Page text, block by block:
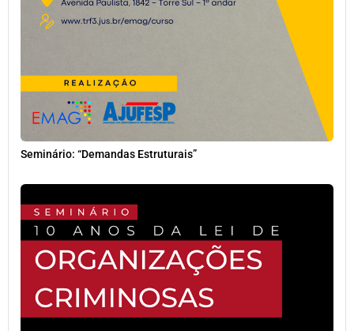
Seminário: “Demandas Estruturais”